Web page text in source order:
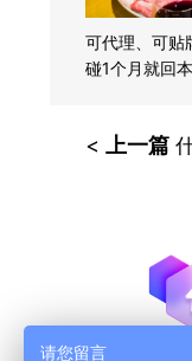
可代理、可贴
碰1个月就回本
< 上一篇
请您留言